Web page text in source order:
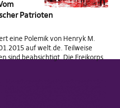
Patrioten
eine Polemik von Henryk M.
auf welt.de. Teilweise
sind beabsichtigt. Die Freikorps